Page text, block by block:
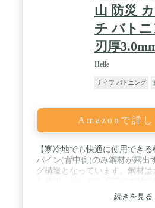
山 防災
チ バトニ
刃厚
Helle
ナイフ バトニング
Amazonで詳し
【寒冷地でも快適に使用でき
パイン(背中側)のみ鋼材が露出
グ構造となっています。鋼材
寒冷地でも快適に使用できます
タングはフルタング(鋼材がハ
続きを見る